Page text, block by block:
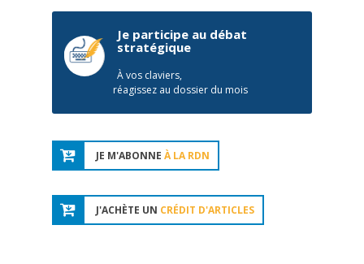
Je participe au débat
stratégique
À vos claviers,
réagissez au dossier du mois
JE M'ABONNE À LA RDN
J'ACHÈTE UN CRÉDIT D'ARTICLES